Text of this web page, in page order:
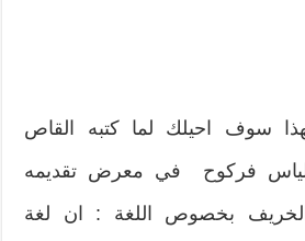
سوف احيلك لما كتبه‮ ‬القاص
بالياس فركوح ‮ ‬في معرض تقديمه
بخصوص اللغة‮ : ‬ان لغة